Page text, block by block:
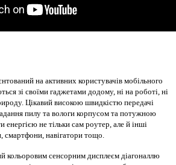
на активних користувачів мобільного
зі своїми гаджетами додому, ні на роботі, ні
Цікавий високою швидкістю передачі
пилу та вологи корпусом та потужною
не тільки сам роутер, але й інші
смартфони, навігатори тощо.
кольоровим сенсорним дисплеєм діагоналлю